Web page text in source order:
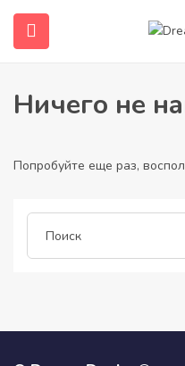
(Русский)
Дом Статьи,
Petitephillipp154
Ничего не
Попробуйте еще раз,